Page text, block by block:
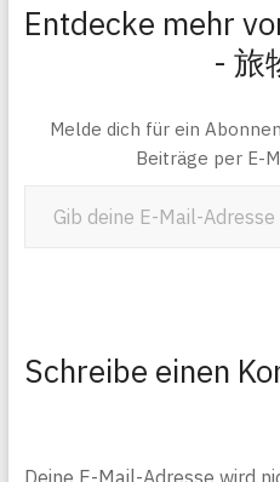
Entdecke mehr
- 旅
Melde dich für ein
Beiträge per E-
Schreibe einen